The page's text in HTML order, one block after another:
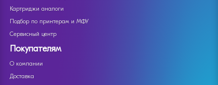
Картриджи аналоги
Подбор по принтерам и МФУ
Сервисный центр
Покупателям
О компании
Доставка